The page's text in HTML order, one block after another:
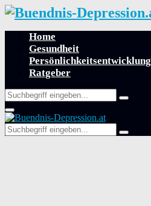
Home
Gesundheit
Persönlichkeitsentwicklung
Ratgeber
Search
for:
Search
Primary
Menu
Search
for:
Search